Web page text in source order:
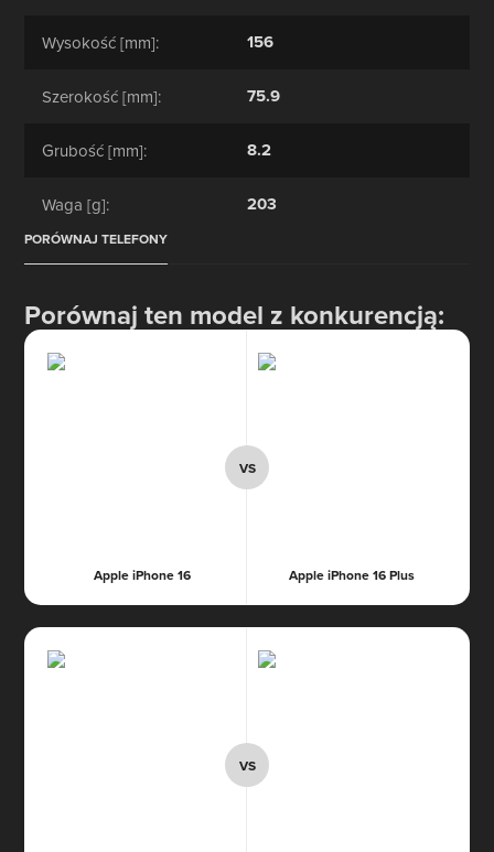
Wysokość [mm]: 156
Szerokość [mm]: 75.9
Grubość [mm]: 8.2
Waga [g]: 203
PORÓWNAJ TELEFONY
Porównaj ten model z konkurencją:
Apple iPhone 16 Apple iPhone 16 Plus